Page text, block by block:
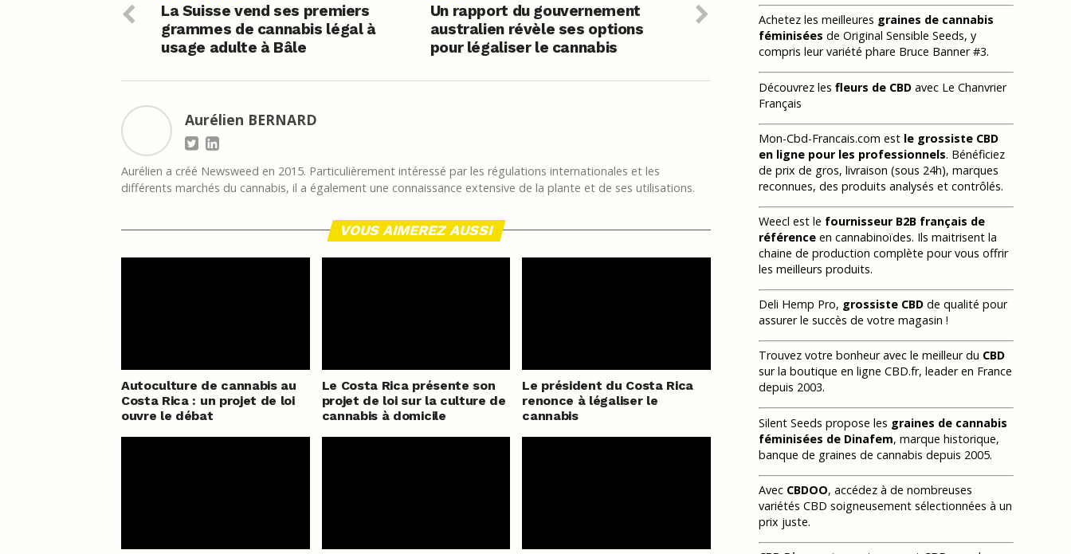
Un rapport du gouvernement
australien révèle ses options
pour légaliser le cannabis
La Suisse vend ses premiers
grammes de cannabis légal à
usage adulte à Bâle
Aurélien BERNARD
Aurélien a créé Newsweed en 2015. Particulièrement intéressé par les régulations internationales et les
différents marchés du cannabis, il a également une connaissance extensive de la plante et de ses utilisations.
VOUS AIMEREZ AUSSI
Autoculture de cannabis au
Costa Rica : un projet de loi
ouvre le débat
Le Costa Rica présente son
projet de loi sur la culture de
cannabis à domicile
Le président du Costa Rica
renonce à légaliser le
cannabis
Achetez les meilleures graines de cannabis
féminisées de Original Sensible Seeds, y
compris leur variété phare Bruce Banner #3.
Découvrez les fleurs de CBD avec Le Chanvrier
Français
Mon-Cbd-Francais.com est le grossiste CBD
en ligne pour les professionnels. Bénéficiez
de prix de gros, livraison (sous 24h), marques
reconnues, des produits analysés et contrôlés.
Weecl est le fournisseur B2B français de
référence en cannabinoïdes. Ils maitrisent la
chaine de production complète pour vous offrir
les meilleurs produits.
Deli Hemp Pro, grossiste CBD de qualité pour
assurer le succès de votre magasin !
Trouvez votre bonheur avec le meilleur du CBD
sur la boutique en ligne CBD.fr, leader en France
depuis 2003.
Silent Seeds propose les graines de cannabis
féminisées de Dinafem, marque historique,
banque de graines de cannabis depuis 2005.
Avec CBDOO, accédez à de nombreuses
variétés CBD soigneusement sélectionnées à un
prix juste.